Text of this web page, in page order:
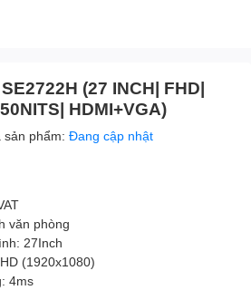
(27 INCH| FHD|
HDMI+VGA)
sản phẩm: Đang cập nhật
văn phòng
27Inch
(1920x1080)
4ms